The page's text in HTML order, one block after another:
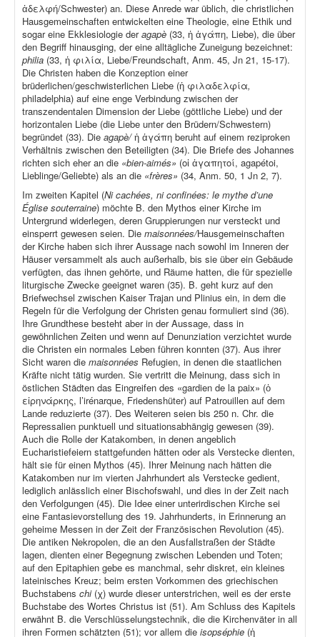
ἀδελφή/Schwester) an. Diese Anrede war üblich, die christlichen
Hausgemeinschaften entwickelten eine Theologie, eine Ethik und
sogar eine Ekklesiologie deragapè (33, ἡ ἀγάπη, Liebe), die über
den Begriff hinausging, der eine alltägliche Zuneigung bezeichnet:
philia (33, ἡ φιλία, Liebe/Freundschaft, Anm. 45, Jn 21, 15-17).
Die Christen haben die Konzeption einer
brüderlichen/geschwisterlichen Liebe (ἡ φιλαδελφία,
philadelphia) auf eine enge Verbindung zwischen der
transzendentalen Dimension der Liebe (göttliche Liebe) und der
horizontalen Liebe (die Liebe unter den Brüdern/Schwestern)
begründet (33). Die agapè/ἡ ἀγάπη beruht auf einem reziproken
Verhältnis zwischen den Beteiligten (34). Die Briefe des Johannes
richten sich eher an die «bien-aimés» (οἱ ἀγαπητοί, agapétoi,
Lieblinge/Geliebte) als an die «frères» (34, Anm. 50, 1 Jn 2, 7).
Im zweiten Kapitel (Ni cachées, ni confinées: le mythe d’une
Église souterraine) möchte B. den Mythos einer Kirche im
Untergrund widerlegen, deren Gruppierungen nur versteckt und
einsperrt gewesen seien. Die maisonnées/Hausgemeinschaften
der Kirche haben sich ihrer Aussage nach sowohl im Inneren der
Häuser versammelt als auch außerhalb, bis sie über ein Gebäude
verfügten, das ihnen gehörte, und Räume hatten, die für spezielle
liturgische Zwecke geeignet waren (35). B. geht kurz auf den
Briefwechsel zwischen Kaiser Trajan und Plinius ein, in dem die
Regeln für die Verfolgung der Christen genau formuliert sind (36).
Ihre Grundthese besteht aber in der Aussage, dass in
gewöhnlichen Zeiten und wenn auf Denunziation verzichtet wurde
die Christen ein normales Leben führen konnten (37). Aus ihrer
Sicht waren die maisonnées Refugien, in denen die staatlichen
Kräfte nicht tätig wurden. Sie vertritt die Meinung, dass sich in
östlichen Städten das Eingreifen des «gardien de la paix» (ὁ
εἰρηνάρκης, l’irénarque, Friedenshüter) auf Patrouillen auf dem
Lande reduzierte (37). Des Weiteren seien bis 250 n. Chr. die
Repressalien punktuell und situationsabhängig gewesen (39).
Auch die Rolle der Katakomben, in denen angeblich
Eucharistiefeiern stattgefunden hätten oder als Verstecke dienten,
hält sie für einen Mythos (45). Ihrer Meinung nach hätten die
Katakomben nur im vierten Jahrhundert als Verstecke gedient,
lediglich anlässlich einer Bischofswahl, und dies in der Zeit nach
den Verfolgungen (45). Die Idee einer unterirdischen Kirche sei
eine Fantasievorstellung des 19. Jahrhunderts, in Erinnerung an
geheime Messen in der Zeit der Französischen Revolution (45).
Die antiken Nekropolen, die an den Ausfallstraßen der Städte
lagen, dienten einer Begegnung zwischen Lebenden und Toten;
auf den Epitaphien gebe es manchmal, sehr diskret, ein kleines
lateinisches Kreuz; beim ersten Vorkommen des griechischen
Buchstabens chi (χ) wurde dieser unterstrichen, weil es der erste
Buchstabe des Wortes Christus ist (51). Am Schluss des Kapitels
erwähnt B. die Verschlüsselungstechnik, die die Kirchenväter in all
ihren Formen schätzten (51); vor allem die isopséphie (ἡ